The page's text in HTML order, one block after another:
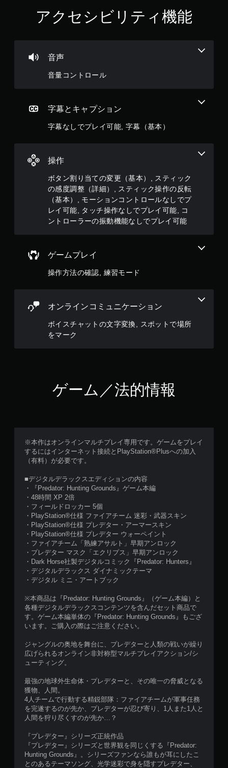
アクセシビリティ機能
音声
音量コントロール
字幕とキャプション
字幕なしでプレイ可能, 字幕（基本）
操作
ボタン割り当ての変更（基本）, スティック
の感度調整（詳細）, スティック操作の反転
（基本）, モーションコントロールなしでプ
レイ可能, タッチ操作なしでプレイ可能, コ
ントローラーの振動機能なしでプレイ可能
ゲームプレイ
操作方法の確認, 練習モード
オンラインコミュニケーション
ボイスチャットの文字変換, スポットで場所
をマーク
ゲーム／法的情報
※本作はオンラインマルチプレイ専用です。ゲームをプレイ
するにはインターネット接続とPlayStation®Plusへの加入
（有料）が必要です。
■デジタルデラックスエディションの内容
・『Predator: Hunting Grounds』ゲーム本編
・48時間 XP 2倍
・フィールドロッカー 5個
・PlayStation®仕様 ファイアチーム 迷彩・武器スキン
・PlayStation®仕様 プレデター・アーマースキン
・PlayStation®仕様 プレデター ウォーペイント
・ファイアチーム「熟練アサルト」早期アンロック
・プレデター マスク「エクリプス」早期アンロック
・Dark Horse社製デジタルコミック『Predator: Hunters』
・デジタルデラックス ダイナミックテーマ
・デジタル ミニ・アートブック
※本商品は『Predator: Hunting Grounds』（ゲーム本編）と
各種デジタルデラックスコンテンツを含んだセット商品で
す。ゲーム本編単体の『Predator: Hunting Grounds』もござ
います。ご購入の際はご注意ください。
ジャングルの奥地を舞台に、プレデターと人類の戦いが繰り
広げられるオンライン非対称型マルチプレイアクション/シ
ューティング。
最強の地球外生命体・プレデターと、その唯一の脅威となる
獲物、人間。
4人チームで行動する精鋭部隊：ファイアチームが軍事任務
を完遂するのが先か、プレデターが忍び寄り、1人また1人と
人間を狩り尽くすのが先か…？
『プレデター』シリーズ正統作品
『プレデター』シリーズと世界観を同じくする『Predator:
Hunting Grounds』。シリーズファンなら誰もが耳にしたこ
とのあるテーマソング、光学迷彩で身を隠すプレデター、